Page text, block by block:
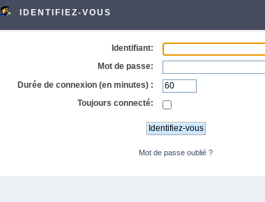
IDENTIFIEZ-VOUS
Identifiant:
Mot de passe:
Durée de connexion (en minutes) :
Toujours connecté:
Mot de passe oublié ?